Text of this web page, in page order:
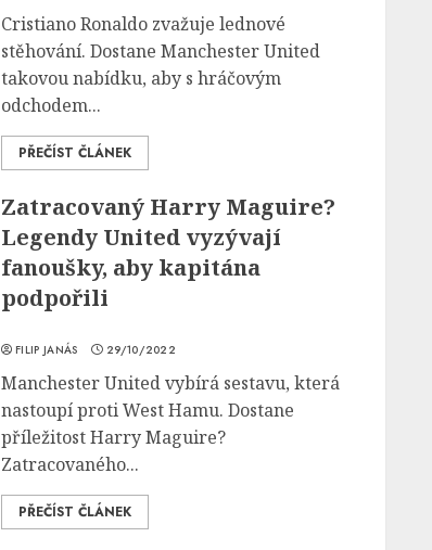
Cristiano Ronaldo zvažuje lednové
stěhování. Dostane Manchester United
takovou nabídku, aby s hráčovým
odchodem...
PŘEČÍST ČLÁNEK
Zatracovaný Harry Maguire?
Legendy United vyzývají
fanoušky, aby kapitána
podpořili
FILIP JANÁS 29/10/2022
Manchester United vybírá sestavu, která
nastoupí proti West Hamu. Dostane
příležitost Harry Maguire?
Zatracovaného...
PŘEČÍST ČLÁNEK